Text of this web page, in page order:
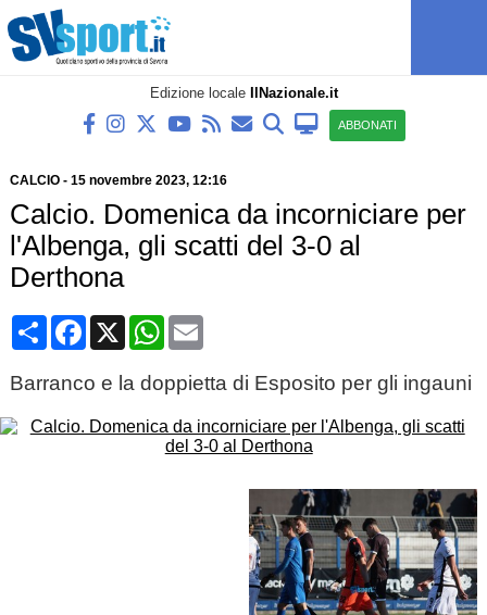
Edizione locale IlNazionale.it
ABBONATI
CALCIO- 15 novembre 2023, 12:16
Calcio. Domenica da incorniciare per
l'Albenga, gli scatti del 3-0 al
Derthona
CondividiFacebook
X WhatsApp
Email
Barranco e la doppietta di Esposito per gli ingauni